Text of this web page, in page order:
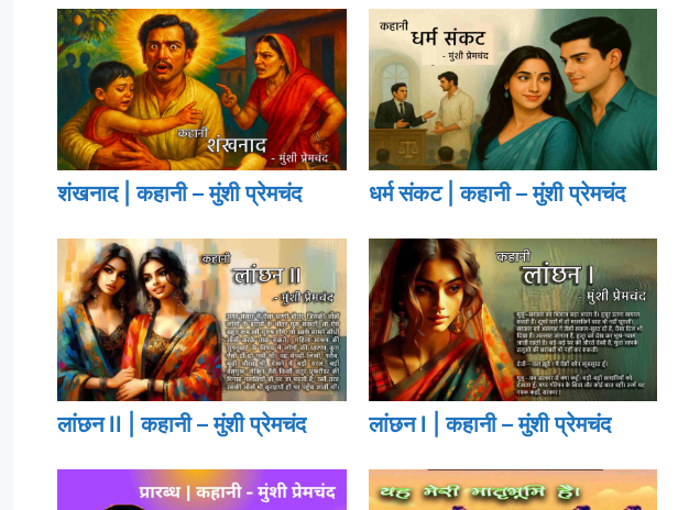
शंखनाद | कहानी – मुंशी प्रेमचंद धर्म संकट | कहानी – मुंशी प्रेमचंद
लांछन II | कहानी – मुंशी प्रेमचंद लांछन I | कहानी – मुंशी प्रेमचंद